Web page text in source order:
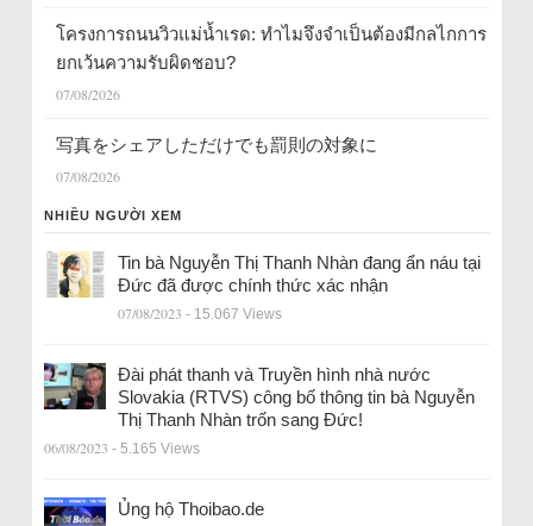
โครงการถนนวิวแม่น้ำเรด: ทำไมจึงจำเป็นต้องมีกลไกการ
ยกเว้นความรับผิดชอบ?
07/08/2026
写真をシェアしただけでも罰則の対象に
07/08/2026
NHIỀU NGƯỜI XEM
Tin bà Nguyễn Thị Thanh Nhàn đang ẩn náu tại
Đức đã được chính thức xác nhận
07/08/2023 - 15.067 Views
Đài phát thanh và Truyền hình nhà nước
Slovakia (RTVS) công bố thông tin bà Nguyễn
Thị Thanh Nhàn trốn sang Đức!
06/08/2023 - 5.165 Views
Ủng hộ Thoibao.de